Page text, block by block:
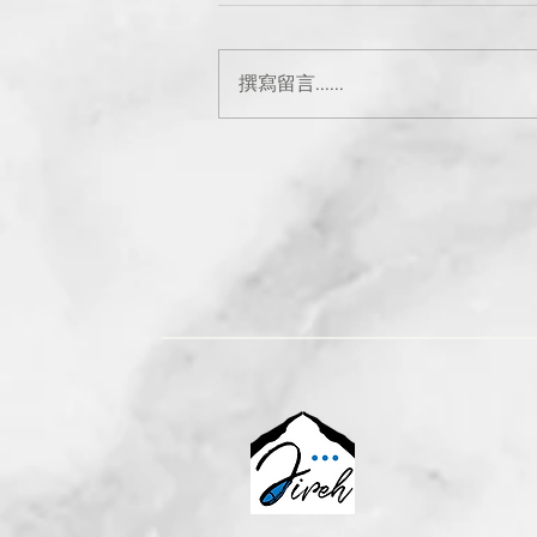
撰寫留言......